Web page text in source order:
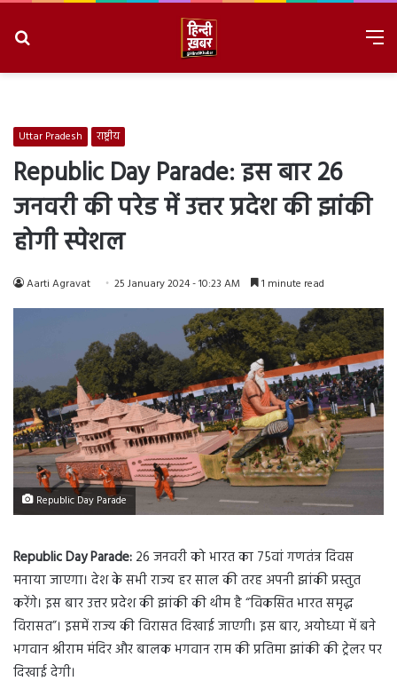
Uttar Pradesh राष्ट्रीय
Republic Day Parade: इस बार 26
जनवरी की परेड में उत्तर प्रदेश की झांकी
होगी स्पेशल
Aarti Agravat 25 January 2024 - 10:23 AM 1 minute read
Republic Day Parade
Republic Day Parade: 26 जनवरी को भारत का 75वां गणतंत्र दिवस
मनाया जाएगा। देश के सभी राज्य हर साल की तरह अपनी झांकी प्रस्तुत
करेंगे। इस बार उत्तर प्रदेश की झांकी की थीम है “विकसित भारत समृद्ध
विरासत”। इसमें राज्य की विरासत दिखाई जाएगी। इस बार, अयोध्या में बने
भगवान श्रीराम मंदिर और बालक भगवान राम की प्रतिमा झांकी की ट्रेलर पर
दिखाई देगी।